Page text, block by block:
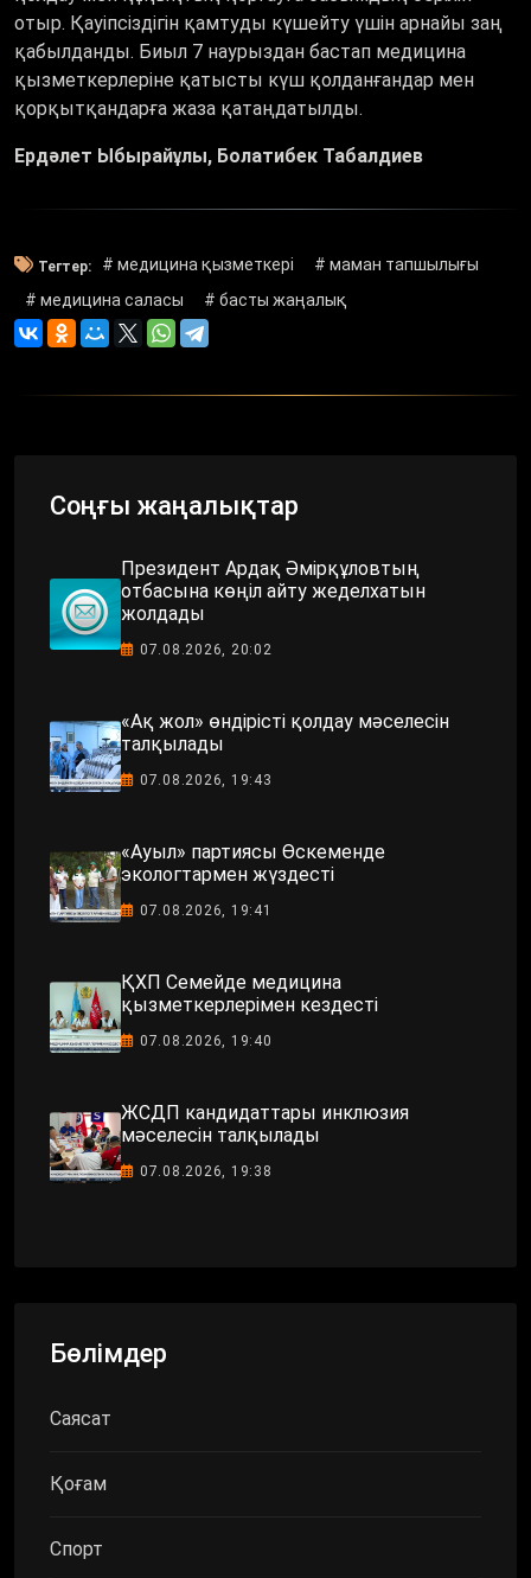
отыр. Қауіпсіздігін қамтуды күшейту үшін арнайы заң
қабылданды. Биыл 7 наурыздан бастап медицина
қызметкерлеріне қатысты күш қолданғандар мен
қорқытқандарға жаза қатаңдатылды.
Ердәлет Ыбырайұлы, Болатибек Табалдиев
Тегтер: # медицина қызметкері
# маман тапшылығы
# медицина саласы
# басты жаңалық
Соңғы жаңалықтар
Президент Ардақ Әмірқұловтың
отбасына көңіл айту жеделхатын
жолдады
07.08.2026, 20:02
«Ақ жол» өндірісті қолдау мәселесін
талқылады
07.08.2026, 19:43
«Ауыл» партиясы Өскеменде
экологтармен жүздесті
07.08.2026, 19:41
ҚХП Семейде медицина
қызметкерлерімен кездесті
07.08.2026, 19:40
ЖСДП кандидаттары инклюзия
мәселесін талқылады
07.08.2026, 19:38
Бөлімдер
Саясат
Қоғам
Спорт